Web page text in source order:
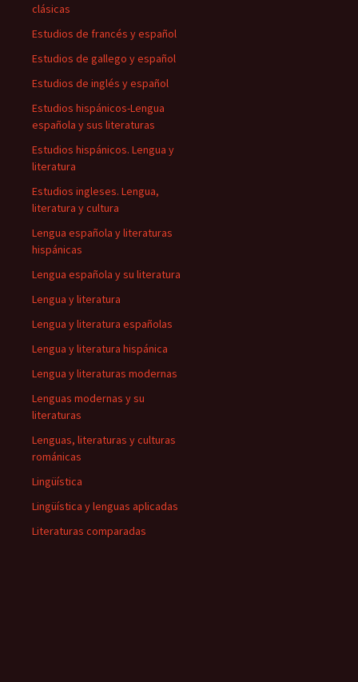
clásicas
Estudios de francés y español
Estudios de gallego y español
Estudios de inglés y español
Estudios hispánicos-Lengua
española y sus literaturas
Estudios hispánicos. Lengua y
literatura
Estudios ingleses. Lengua,
literatura y cultura
Lengua española y literaturas
hispánicas
Lengua española y su literatura
Lengua y literatura
Lengua y literatura españolas
Lengua y literatura hispánica
Lengua y literaturas modernas
Lenguas modernas y su
literaturas
Lenguas, literaturas y culturas
románicas
Lingüística
Lingüística y lenguas aplicadas
Literaturas comparadas